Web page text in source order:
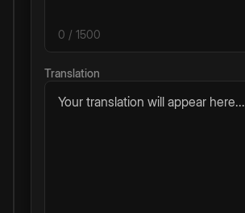
0 / 1500
Translation
Your translation will appear here...